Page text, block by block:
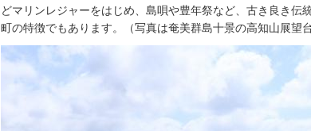
どマリンレジャーをはじめ、島唄や豊年祭など、古き良き伝
町の特徴でもあります。（写真は奄美群島十景の高知山展望